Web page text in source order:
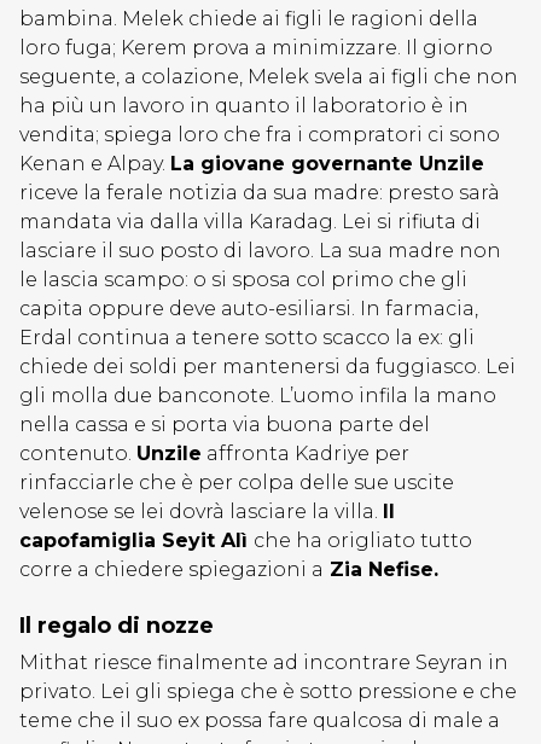
bambina. Melek chiede ai figli le ragioni della
loro fuga; Kerem prova a minimizzare. Il giorno
seguente, a colazione, Melek svela ai figli che non
ha più un lavoro in quanto il laboratorio è in
vendita; spiega loro che fra i compratori ci sono
Kenan e Alpay. La giovane governante Unzile
riceve la ferale notizia da sua madre: presto sarà
mandata via dalla villa Karadag. Lei si rifiuta di
lasciare il suo posto di lavoro. La sua madre non
le lascia scampo: o si sposa col primo che gli
capita oppure deve auto-esiliarsi. In farmacia,
Erdal continua a tenere sotto scacco la ex: gli
chiede dei soldi per mantenersi da fuggiasco. Lei
gli molla due banconote. L’uomo infila la mano
nella cassa e si porta via buona parte del
contenuto. Unzile affronta Kadriye per
rinfacciarle che è per colpa delle sue uscite
velenose se lei dovrà lasciare la villa. Il
capofamiglia Seyit Alì che ha origliato tutto
corre a chiedere spiegazioni a Zia Nefise.
Il regalo di nozze
Mithat riesce finalmente ad incontrare Seyran in
privato. Lei gli spiega che è sotto pressione e che
teme che il suo ex possa fare qualcosa di male a